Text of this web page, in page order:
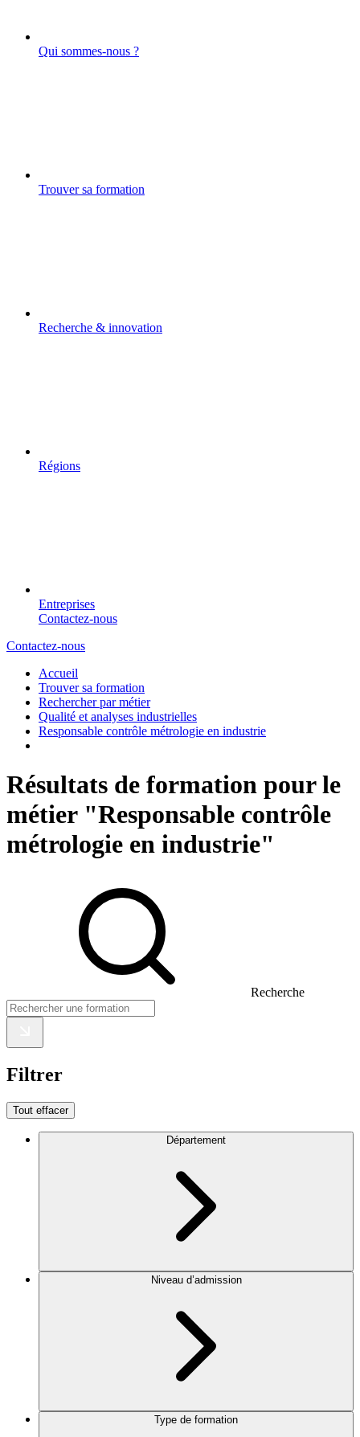
Qui sommes-nous ?
Trouver sa formation
Recherche & innovation
Régions
Entreprises
Contactez-nous
Contactez-nous
Accueil
Trouver sa formation
Rechercher par métier
Qualité et analyses industrielles
Responsable contrôle métrologie en industrie
Résultats de formation pour le
métier "Responsable contrôle
métrologie en industrie"
Recherche
Filtrer
Tout effacer
Département
Niveau d’admission
Type de formation